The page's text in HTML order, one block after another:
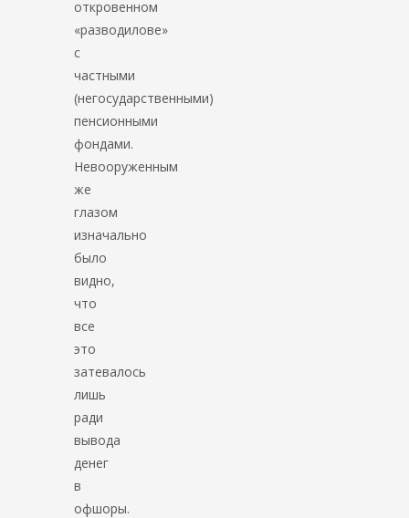
откровенном
«разводилове»
с
частными
(негосударственными)
пенсионными
фондами.
Невооруженным
же
глазом
изначально
было
видно,
что
все
это
затевалось
лишь
ради
вывода
денег
в
офшоры.